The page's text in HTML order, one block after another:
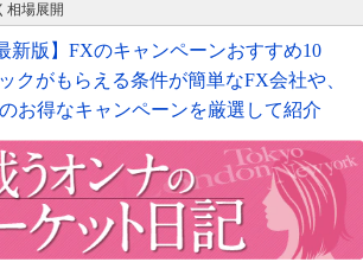
相場展開
新版】FXのキャンペーンおすすめ10
クがもらえる条件が簡単なFX会社や、
お得なキャンペーンを厳選して紹介